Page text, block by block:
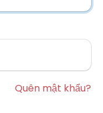
Quên mật khẩu?